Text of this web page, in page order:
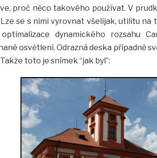
proč něco takového používat. V
Lze se s nimi vyrovnat všelijak, utilitu
dynamického rozsahu
osvětlení. Odrazná deska případně
toto je snímek “jak byl”: